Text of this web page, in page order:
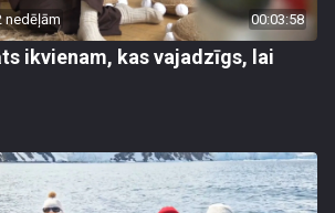
nedēļām 00:03:58
ikvienam, kas vajadzīgs, lai